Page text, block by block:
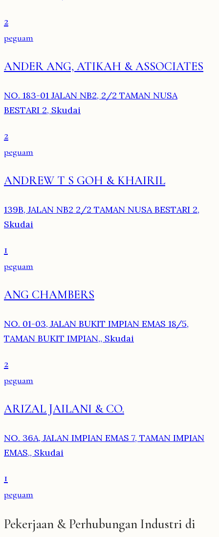
2
peguam
ANDER ANG, ATIKAH & ASSOCIATES
NO. 183-01 JALAN NB2, 2/2 TAMAN NUSA
BESTARI 2, Skudai
2
peguam
ANDREW T S GOH & KHAIRIL
139B, JALAN NB2 2/2 TAMAN NUSA BESTARI 2,
Skudai
1
peguam
ANG CHAMBERS
NO. 01-03, JALAN BUKIT IMPIAN EMAS 18/5,
TAMAN BUKIT IMPIAN,, Skudai
2
peguam
ARIZAL JAILANI & CO.
NO. 36A, JALAN IMPIAN EMAS 7, TAMAN IMPIAN
EMAS,, Skudai
1
peguam
Pekerjaan & Perhubungan Industri di